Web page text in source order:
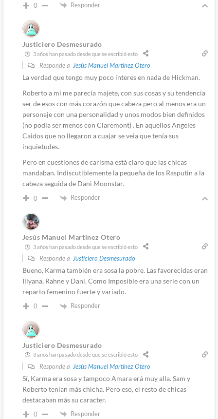
0 Responder
Justiciero Desmesurado
3 años han pasado desde que se escribió esto
Responde a Jesús Manuel Martínez Otero
La verdad que tengo muy poco interes en nada de Hickman.
Roberto a mi me parecía majete, con sus cosas y su tendencia
ser de esos con más corazón que cabeza pero al menos era un
personaje con una personalidad y unos modos bien definidos
(no podía ser menos con Claremont) . En aquellos Angeles
Caidos que no llegaron a cuajar se veia que tenía sus
inquietudes.
Pero en cuestiones de carisma está claro que las chicas
mandaban. Indiscutiblemente la pequeña de los Rasputin a la
cabeza seguida de Dani Moonstar.
0 Responder
Jesús Manuel Martínez Otero
3 años han pasado desde que se escribió esto
Responde a Justiciero Desmesurado
Bueno, Karma también era sosa la pobre. Las favorecidas eran
Illyana, Rahne y Dani. Como Imposible era una serie con un
reparto femenino fuerte y variado.
0 Responder
Justiciero Desmesurado
3 años han pasado desde que se escribió esto
Responde a Jesús Manuel Martínez Otero
Sí, Karma era sosa y tampoco Amara erá muy alla. Sam y
Roberto tenian más chicha. Pero eso, el resto de chicas
destacaban más su caracter.
0 Responder